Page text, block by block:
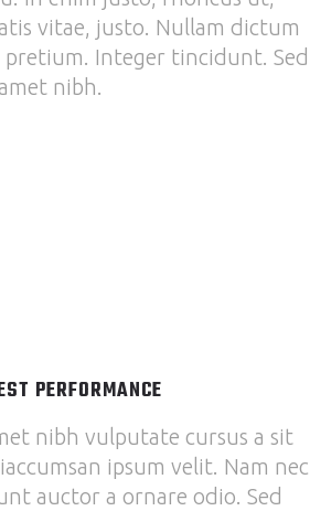
vitae, justo. Nullam dictum
pretium. Integer tincidunt. Sed
nibh.
PERFORMANCE
nibh vulputate cursus a sit
ipsum velit. Nam nec
auctor a ornare odio. Sed